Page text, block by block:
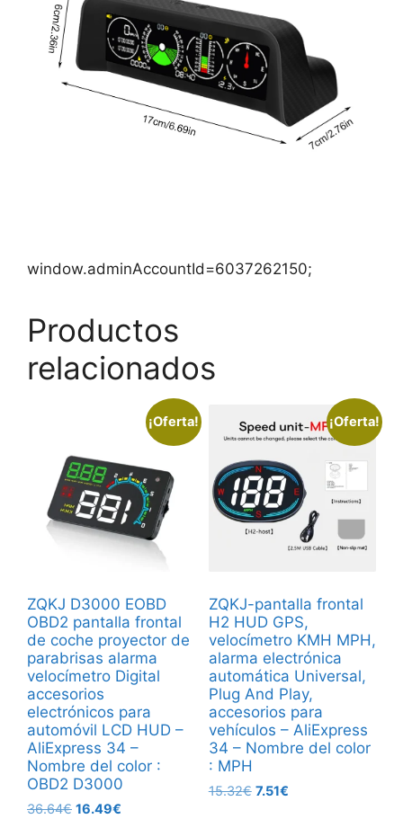
window.adminAccountId=6037262150;
Productos
relacionados
¡Oferta!
ZQKJ D3000 EOBD
OBD2 pantalla frontal
de coche proyector de
parabrisas alarma
velocímetro Digital
accesorios
electrónicos para
automóvil LCD HUD –
AliExpress 34 –
Nombre del color :
OBD2 D3000
36.64€ El
16.49€
¡Oferta!
ZQKJ-pantalla frontal
H2 HUD GPS,
velocímetro KMH MPH,
alarma electrónica
automática Universal,
Plug And Play,
accesorios para
vehículos – AliExpress
34 – Nombre del color
: MPH
15.32€ El
7.51€El